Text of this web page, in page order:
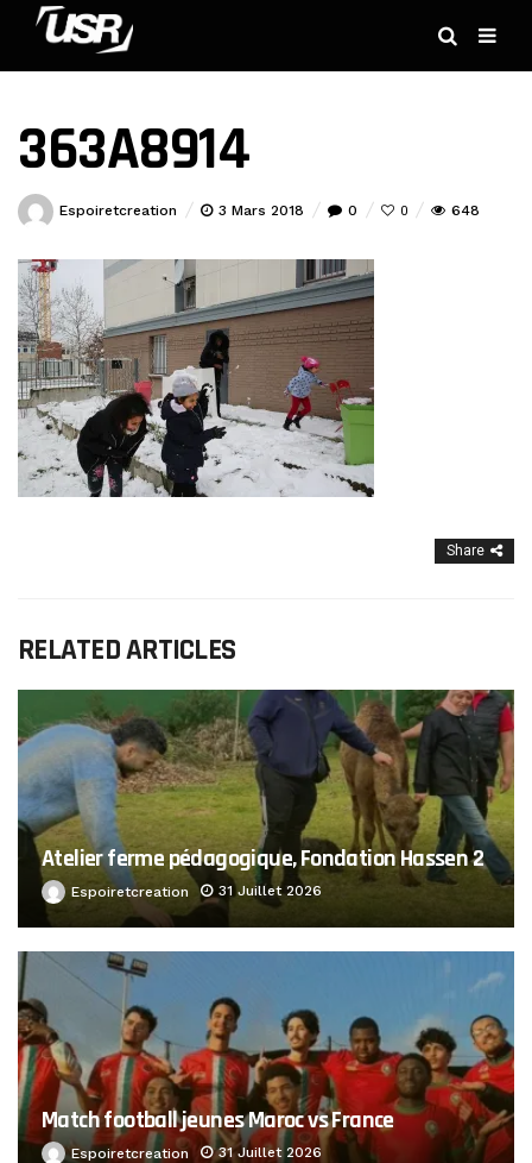
363A8914
Espoiretcreation 3 Mars 2018 0 0 648
Share
RELATED ARTICLES
Atelier ferme pédagogique, Fondation Hassen 2
Espoiretcreation 31 Juillet 2026
Match football jeunes Maroc vs France
Espoiretcreation 31 Juillet 2026